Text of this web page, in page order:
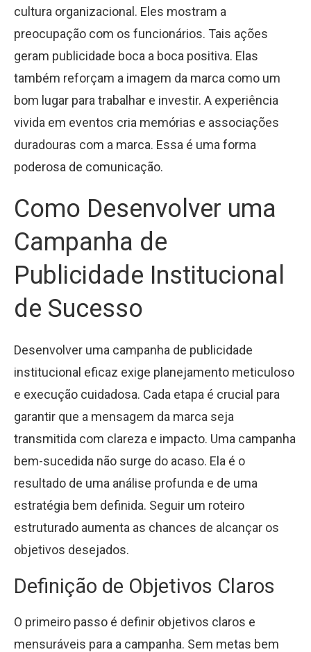
cultura organizacional. Eles mostram a
preocupação com os funcionários. Tais ações
geram publicidade boca a boca positiva. Elas
também reforçam a imagem da marca como um
bom lugar para trabalhar e investir. A experiência
vivida em eventos cria memórias e associações
duradouras com a marca. Essa é uma forma
poderosa de comunicação.
Como Desenvolver uma
Campanha de
Publicidade Institucional
de Sucesso
Desenvolver uma campanha de publicidade
institucional eficaz exige planejamento meticuloso
e execução cuidadosa. Cada etapa é crucial para
garantir que a mensagem da marca seja
transmitida com clareza e impacto. Uma campanha
bem-sucedida não surge do acaso. Ela é o
resultado de uma análise profunda e de uma
estratégia bem definida. Seguir um roteiro
estruturado aumenta as chances de alcançar os
objetivos desejados.
Definição de Objetivos Claros
O primeiro passo é definir objetivos claros e
mensuráveis para a campanha. Sem metas bem